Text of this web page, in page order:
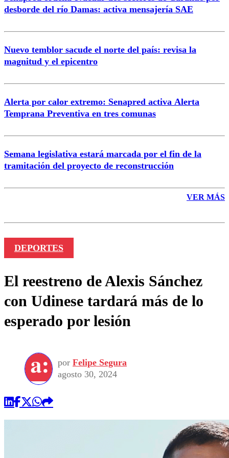
desborde del río Damas: activa mensajería SAE
Nuevo temblor sacude el norte del país: revisa la
magnitud y el epicentro
Alerta por calor extremo: Senapred activa Alerta
Temprana Preventiva en tres comunas
Semana legislativa estará marcada por el fin de la
tramitación del proyecto de reconstrucción
VER MÁS
DEPORTES
El reestreno de Alexis Sánchez
con Udinese tardará más de lo
esperado por lesión
por Felipe Segura
agosto 30, 2024